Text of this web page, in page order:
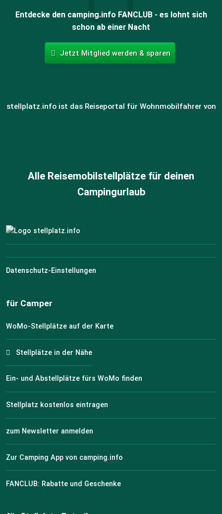
Entdecke den camping.info FANCLUB - es lohnt sich
schon ab einer Nacht
Jetzt Mitglied werden & sparen
stellplatz.info ist das Reiseportal für Wohnmobilfahrer von
Alle Reisemobilstellplätze für deinen
Campingurlaub
Datenschutz-Einstellungen
für Camper
WoMo-Stellplätze auf der Karte
Stellplätze in der Nähe
Ein- und Abstellplätze fürs WoMo finden
Stellplatz kostenlos eintragen
zum Newsletter anmelden
Zur Camping App von camping.info
FANCLUB: Rabatte und Geschenke